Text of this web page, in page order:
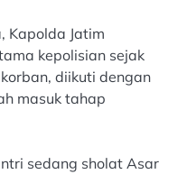
Kapolda Jatim
kepolisian sejak
diikuti dengan
masuk tahap
sedang sholat Asar